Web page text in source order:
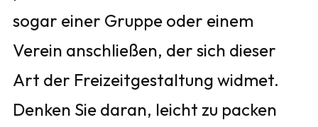
sogar einer Gruppe oder einem
Verein anschließen, der sich dieser
Art der Freizeitgestaltung widmet.
Denken Sie daran, leicht zu packen